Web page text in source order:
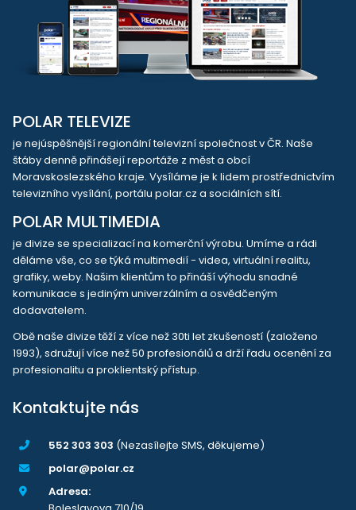
POLAR TELEVIZE
je nejúspěšnější regionální televizní společnost v ČR. Naše
štáby denně přinášejí reportáže z měst a obcí
Moravskoslezského kraje. Vysíláme je k lidem prostřednictvím
televizního vysílání, portálu polar.cz a sociálních sítí.
POLAR MULTIMEDIA
je divize se specializací na komerční výrobu. Umíme a rádi
děláme vše, co se týká multimedií - videa, virtuální realitu,
grafiky, weby. Našim klientům to přináší výhodu snadné
komunikace s jediným univerzálním a osvědčeným
dodavatelem.
Obě naše divize těží z více než 30ti let zkušeností (založeno
1993), sdružují více než 50 profesionálů a drží řadu ocenění za
profesionalitu a proklientský přístup.
Kontaktujte nás
552 303 303 (Nezasílejte SMS, děkujeme)
polar@polar.cz
Adresa: